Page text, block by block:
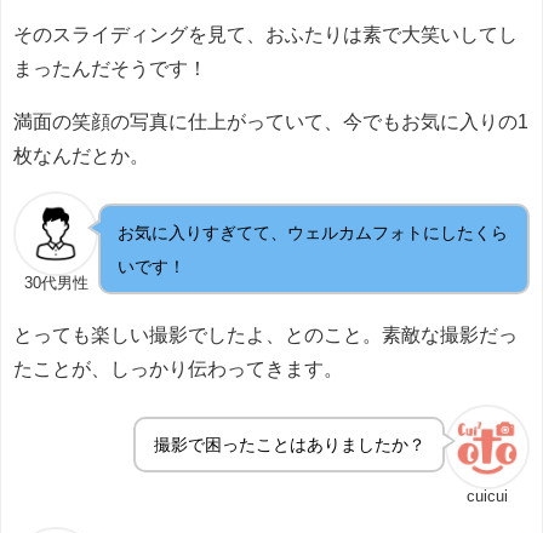
そのスライディングを見て、おふたりは素で大笑いしてし
まったんだそうです！
満面の笑顔の写真に仕上がっていて、今でもお気に入りの1
枚なんだとか。
30代男性
お気に入りすぎてて、ウェルカムフォトにしたくら
いです！
とっても楽しい撮影でしたよ、とのこと。素敵な撮影だっ
たことが、しっかり伝わってきます。
cuicui
撮影で困ったことはありましたか？